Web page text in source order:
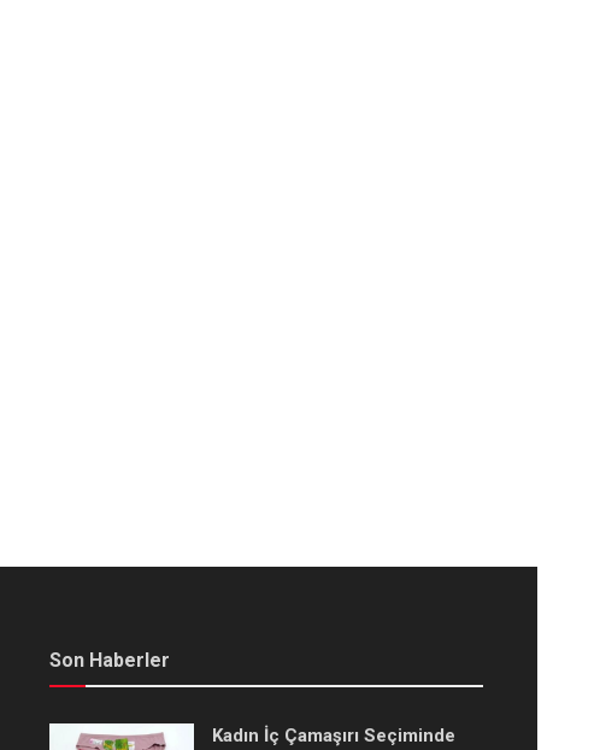
Son Haberler
Kadın İç Çamaşırı Seçiminde